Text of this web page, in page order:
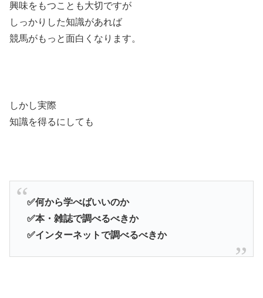
興味をもつことも大切ですが
しっかりした知識があれば
競馬がもっと面白くなります。
しかし実際
知識を得るにしても
✅何から学べばいいのか
✅本・雑誌で調べるべきか
✅インターネットで調べるべきか